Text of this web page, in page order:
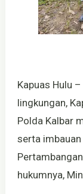
Kapuas Hulu
lingkungan,
Polda Kalbar
serta
hukumnya,